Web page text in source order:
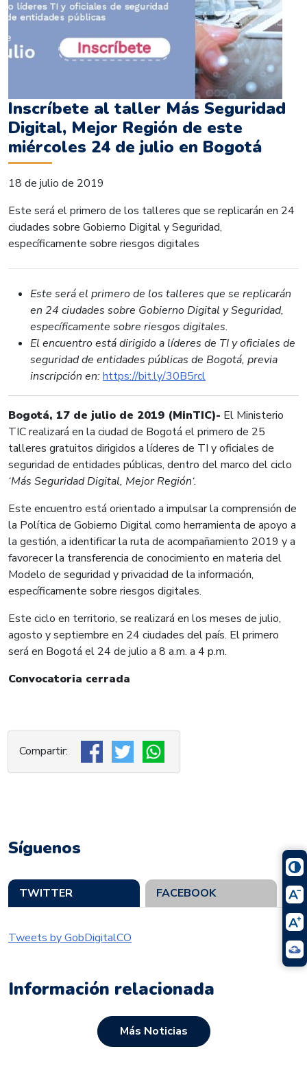
Inscríbete al taller Más Seguridad
Digital, Mejor Región de este
miércoles 24 de julio en Bogotá
18 de julio de 2019
Este será el primero de los talleres que se replicarán en 24
ciudades sobre Gobierno Digital y Seguridad,
específicamente sobre riesgos digitales
Este será el primero de los talleres que se replicarán
en 24 ciudades sobre Gobierno Digital y Seguridad,
específicamente sobre riesgos digitales.
El encuentro está dirigido a líderes de TI y oficiales de
seguridad de entidades públicas de Bogotá, previa
inscripción en:https://bit.ly/30B5rcl
Bogotá, 17 de julio de 2019 (MinTIC)- El Ministerio
TIC realizará en la ciudad de Bogotá el primero de 25
talleres gratuitos dirigidos a líderes de TI y oficiales de
seguridad de entidades públicas, dentro del marco del ciclo
‘Más Seguridad Digital, Mejor Región‘.
Este encuentro está orientado a impulsar la comprensión de
la Política de Gobierno Digital como herramienta de apoyo a
la gestión, a identificar la ruta de acompañamiento 2019 y a
favorecer la transferencia de conocimiento en materia del
Modelo de seguridad y privacidad de la información,
específicamente sobre riesgos digitales.
Este ciclo en territorio, se realizará en los meses de julio,
agosto y septiembre en 24 ciudades del país. El primero
será en Bogotá el 24 de julio a 8 a.m. a 4 p.m.
Convocatoria cerrada
Síguenos
TWITTER FACEBOOK
Tweets by GobDigitalCO
Información relacionada
Más Noticias